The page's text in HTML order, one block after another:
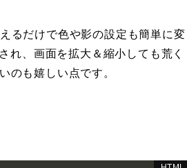
るだけで色や影の設定も簡単に変
れ、画面を拡大＆縮小しても荒く
のも嬉しい点です。